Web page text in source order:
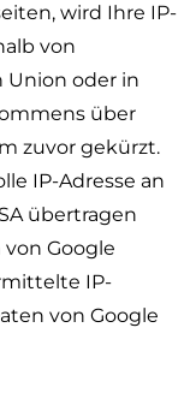
wird Ihre IP-
von
Union oder in
über
zuvor gekürzt.
IP-Adresse an
übertragen
Google
IP-
von Google